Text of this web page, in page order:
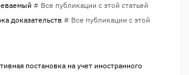
# Все публикации с этой статьей
доказательств # Все публикации с этой
постановка на учет иностранного